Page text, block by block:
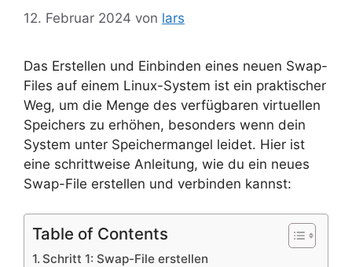
12. Februar 2024 von lars
Das Erstellen und Einbinden eines neuen Swap-
Files auf einem Linux-System ist ein praktischer
Weg, um die Menge des verfügbaren virtuellen
Speichers zu erhöhen, besonders wenn dein
System unter Speichermangel leidet. Hier ist
eine schrittweise Anleitung, wie du ein neues
Swap-File erstellen und verbinden kannst:
Table of Contents
Schritt 1: Swap-File erstellen